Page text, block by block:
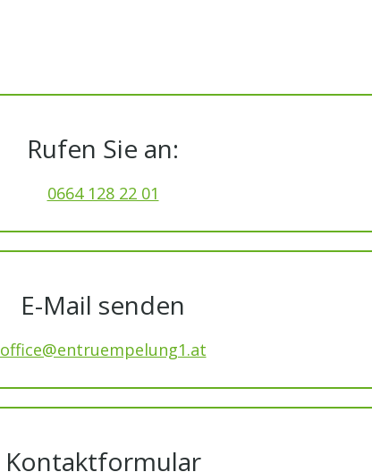
Rufen Sie an:
0664 128 22 01
E-Mail senden
office@entruempelung1.at
Kontaktformular